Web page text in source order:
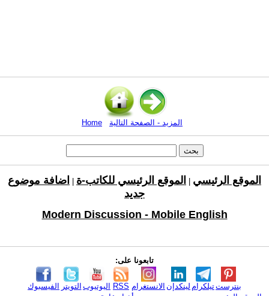
Home المزيد - الصفحة التالية
الموقع الرئيسي الموقع الرئيسي للكاتب-ة
اضافة موضوع
جديد
Modern Discussion - Mobile English
تابعونا على:
الفيسبوك التويتر اليوتيوب RSS الانستغرام لينكدإن تيلكرامبنترست